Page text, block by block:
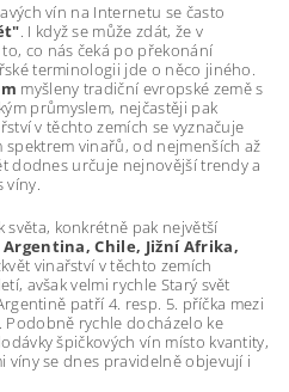
vín na Internetu se často
. I když se může zdát, že v
co nás čeká po překonání
terminologii jde o něco jiného.
myšleny tradiční evropské země s
průmyslem, nejčastěji pak
v těchto zemích se vyznačuje
vinařů, od nejmenších až
dodnes určuje nejnovější trendy a
víny.
světa, konkrétně pak největší
Chile, Jižní Afrika,
vinařství v těchto zemích
avšak velmi rychle Starý svět
patří 4. resp. 5. příčka mezi
rychle docházelo ke
špičkových vín místo kvantity,
víny se dnes pravidelně objevují i